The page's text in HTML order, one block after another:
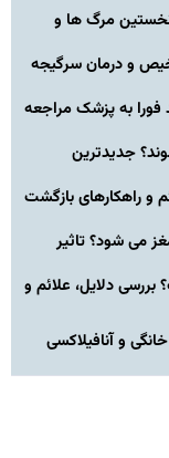
مرگ ها و
و درمان سرگیجه
فورا به پزشک مراجعه
جدیدترین
و راهکارهای بازگشت
می شود؟ تاثیر
دلایل، علائم و
و آنافیلاکسی